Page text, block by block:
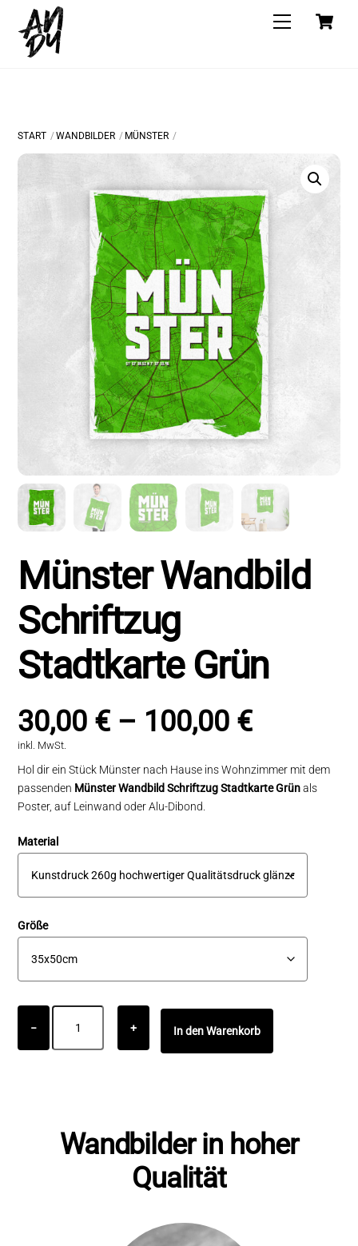
content
Menu
START WANDBILDER MÜNSTER
Münster Wandbild
Schriftzug
Stadtkarte Grün
30,00 € – 100,00 €
inkl. MwSt.
Hol dir ein Stück Münster nach Hause ins Wohnzimmer mit dem
passenden Münster Wandbild Schriftzug Stadtkarte Grünals
Poster, auf Leinwand oder Alu-Dibond.
Material
Größe
−
Wandbild
Schriftzug
+ In den Warenkorb
Wandbilder in hoher
Qualität